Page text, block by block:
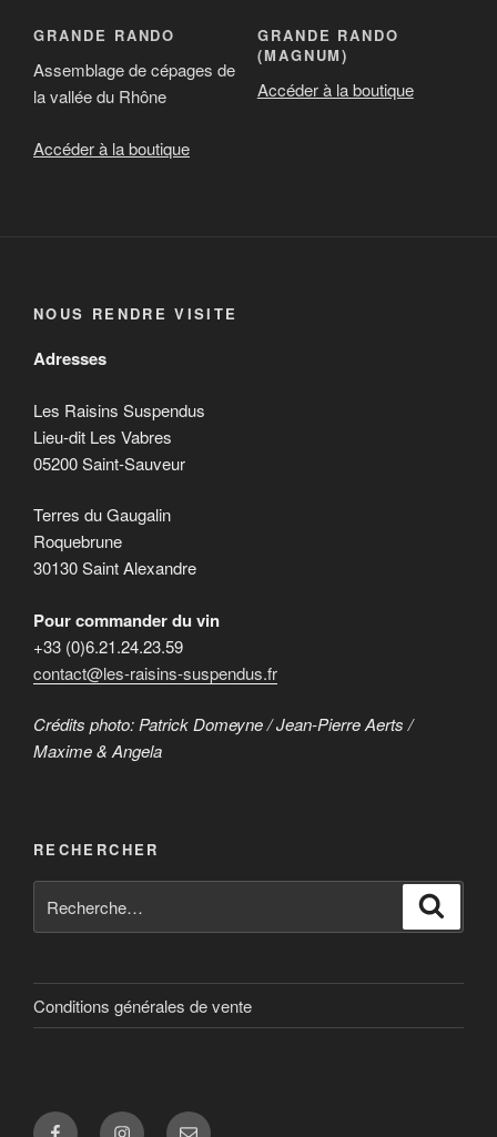
GRANDE RANDO
Assemblage de cépages de
la vallée du Rhône
Accéder à la boutique
GRANDE RANDO
(MAGNUM)
Accéder à la boutique
NOUS RENDRE VISITE
Adresses
Les Raisins Suspendus
Lieu-dit Les Vabres
05200 Saint-Sauveur
Terres du Gaugalin
Roquebrune
30130 Saint Alexandre
Pour commander du vin
+33 (0)6.21.24.23.59
contact@les-raisins-suspendus.fr
Crédits photo: Patrick Domeyne / Jean-Pierre Aerts /
Maxime & Angela
RECHERCHER
pour
Conditions générales de vente
FacebookInstagramE-